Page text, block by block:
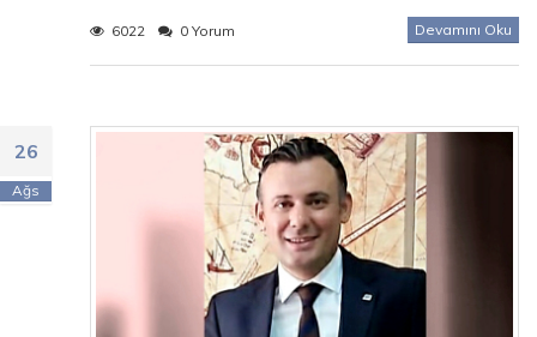
6022 0 Yorum Devamını Oku
26
Ağs